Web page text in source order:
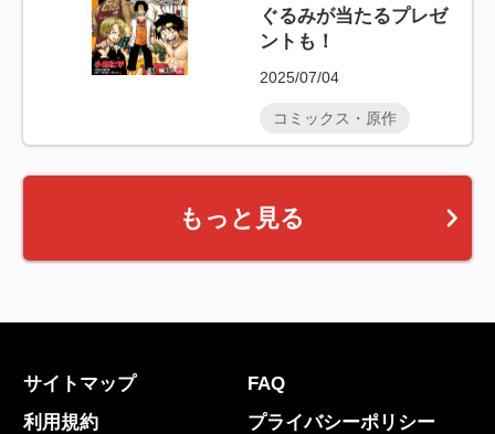
ぐるみが当たるプレゼ
ントも！
2025/07/04
コミックス・原作
もっと見る
サイトマップ
FAQ
利用規約
プライバシーポリシー